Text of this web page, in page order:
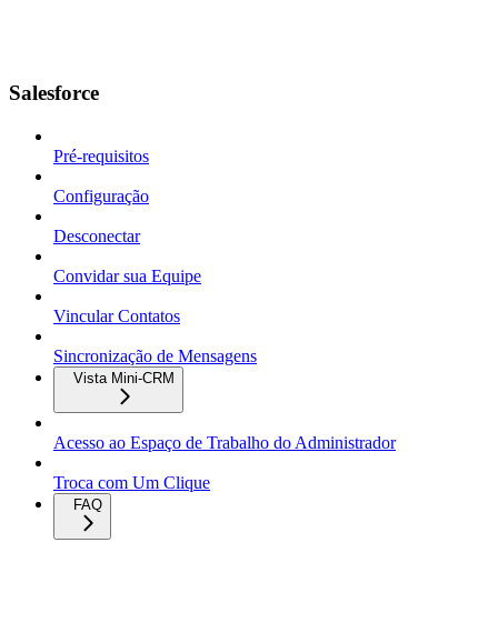
Salesforce
Pré-requisitos
Configuração
Desconectar
Convidar sua Equipe
Vincular Contatos
Sincronização de Mensagens
Vista Mini-CRM
Acesso ao Espaço de Trabalho do Administrador
Troca com Um Clique
FAQ